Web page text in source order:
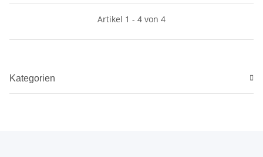
Artikel 1 - 4 von 4
Kategorien